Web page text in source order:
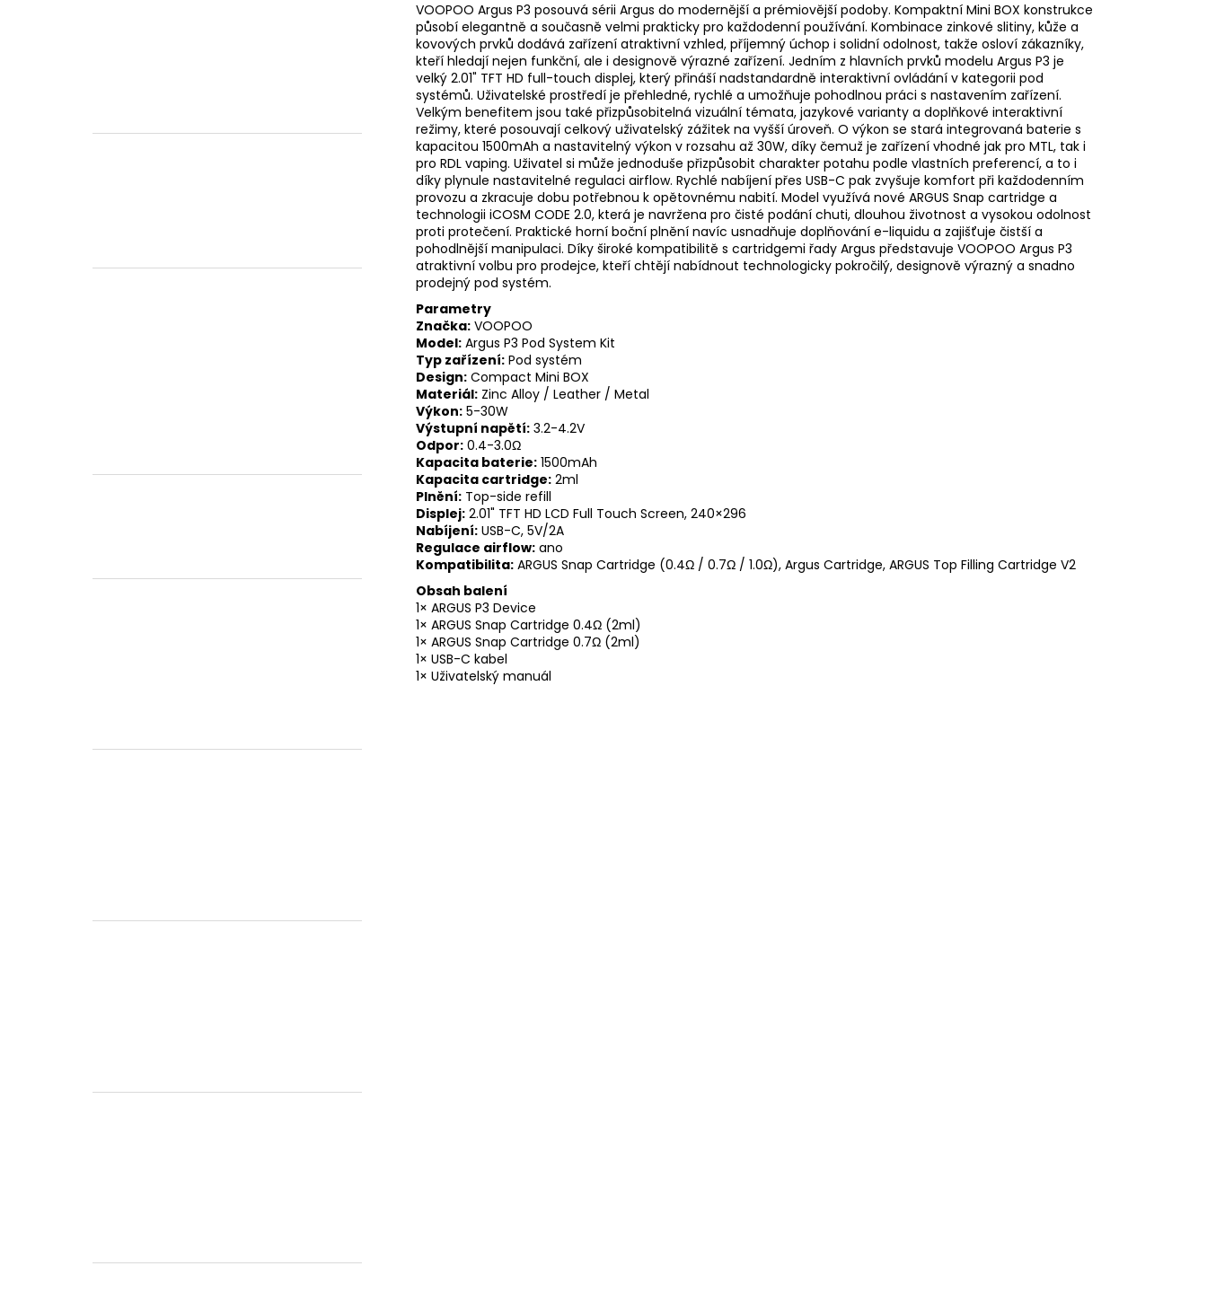
VOOPOO Argus P3 posouvá sérii Argus do modernější a prémiovější podoby. Kompaktní Mini BOX konstrukce
působí elegantně a současně velmi prakticky pro každodenní používání. Kombinace zinkové slitiny, kůže a
kovových prvků dodává zařízení atraktivní vzhled, příjemný úchop i solidní odolnost, takže osloví zákazníky,
kteří hledají nejen funkční, ale i designově výrazné zařízení. Jedním z hlavních prvků modelu Argus P3 je
velký 2.01" TFT HD full-touch displej, který přináší nadstandardně interaktivní ovládání v kategorii pod
systémů. Uživatelské prostředí je přehledné, rychlé a umožňuje pohodlnou práci s nastavením zařízení.
Velkým benefitem jsou také přizpůsobitelná vizuální témata, jazykové varianty a doplňkové interaktivní
režimy, které posouvají celkový uživatelský zážitek na vyšší úroveň. O výkon se stará integrovaná baterie s
kapacitou 1500mAh a nastavitelný výkon v rozsahu až 30W, díky čemuž je zařízení vhodné jak pro MTL, tak i
pro RDL vaping. Uživatel si může jednoduše přizpůsobit charakter potahu podle vlastních preferencí, a to i
díky plynule nastavitelné regulaci airflow. Rychlé nabíjení přes USB-C pak zvyšuje komfort při každodenním
provozu a zkracuje dobu potřebnou k opětovnému nabití. Model využívá nové ARGUS Snap cartridge a
technologii iCOSM CODE 2.0, která je navržena pro čisté podání chuti, dlouhou životnost a vysokou odolnost
proti protečení. Praktické horní boční plnění navíc usnadňuje doplňování e-liquidu a zajišťuje čistší a
pohodlnější manipulaci. Díky široké kompatibilitě s cartridgemi řady Argus představuje VOOPOO Argus P3
atraktivní volbu pro prodejce, kteří chtějí nabídnout technologicky pokročilý, designově výrazný a snadno
prodejný pod systém.
Parametry
Značka: VOOPOO
Model: Argus P3 Pod System Kit
Typ zařízení: Pod systém
Design: Compact Mini BOX
Materiál: Zinc Alloy / Leather / Metal
Výkon: 5-30W
Výstupní napětí: 3.2-4.2V
Odpor: 0.4-3.0Ω
Kapacita baterie: 1500mAh
Kapacita cartridge: 2ml
Plnění: Top-side refill
Displej: 2.01" TFT HD LCD Full Touch Screen, 240×296
Nabíjení: USB-C, 5V/2A
Regulace airflow: ano
Kompatibilita: ARGUS Snap Cartridge (0.4Ω / 0.7Ω / 1.0Ω), Argus Cartridge, ARGUS Top Filling Cartridge V2
Obsah balení
1× ARGUS P3 Device
1× ARGUS Snap Cartridge 0.4Ω (2ml)
1× ARGUS Snap Cartridge 0.7Ω (2ml)
1× USB-C kabel
1× Uživatelský manuál